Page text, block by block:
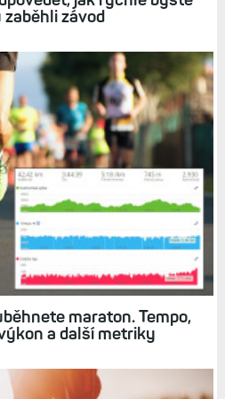
jak rychle byste
zaběhli závod